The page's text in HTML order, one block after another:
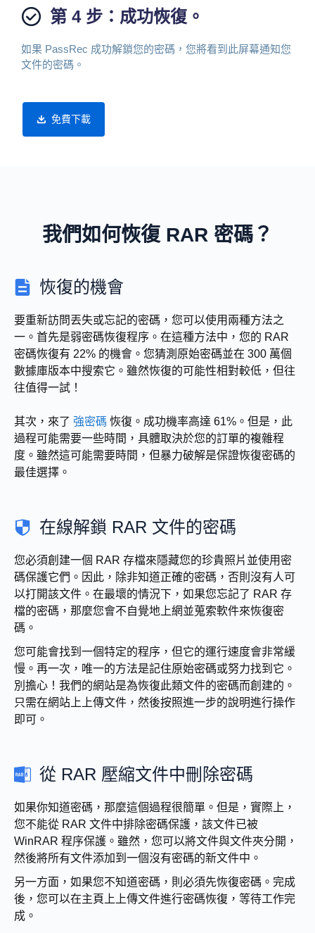
第 4 步：成功恢復。
如果 PassRec 成功解鎖您的密碼，您將看到此屏幕通知您
文件的密碼。
免費下載
我們如何恢復 RAR 密碼？
恢復的機會
要重新訪問丟失或忘記的密碼，您可以使用兩種方法之
一。首先是弱密碼恢復程序。在這種方法中，您的 RAR
密碼恢復有 22% 的機會。您猜測原始密碼並在 300 萬個
數據庫版本中搜索它。雖然恢復的可能性相對較低，但往
往值得一試！
其次，來了 強密碼 恢復。成功機率高達 61%。但是，此
過程可能需要一些時間，具體取決於您的訂單的複雜程
度。雖然這可能需要時間，但暴力破解是保證恢復密碼的
最佳選擇。
在線解鎖 RAR 文件的密碼
您必須創建一個 RAR 存檔來隱藏您的珍貴照片並使用密
碼保護它們。因此，除非知道正確的密碼，否則沒有人可
以打開該文件。在最壞的情況下，如果您忘記了 RAR 存
檔的密碼，那麼您會不自覺地上網並蒐索軟件來恢復密
碼。
您可能會找到一個特定的程序，但它的運行速度會非常緩
慢。再一次，唯一的方法是記住原始密碼或努力找到它。
別擔心！我們的網站是為恢復此類文件的密碼而創建的。
只需在網站上上傳文件，然後按照進一步的說明進行操作
即可。
從 RAR 壓縮文件中刪除密碼
如果你知道密碼，那麼這個過程很簡單。但是，實際上，
您不能從 RAR 文件中排除密碼保護，該文件已被
WinRAR 程序保護。雖然，您可以將文件與文件夾分開，
然後將所有文件添加到一個沒有密碼的新文件中。
另一方面，如果您不知道密碼，則必須先恢復密碼。完成
後，您可以在主頁上上傳文件進行密碼恢復，等待工作完
成。